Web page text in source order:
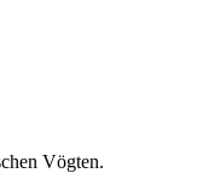
Vögten.